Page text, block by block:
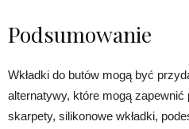
Podsumowanie
Wkładki do butów mogą być
alternatywy, które mogą
skarpety, silikonowe wkładki,